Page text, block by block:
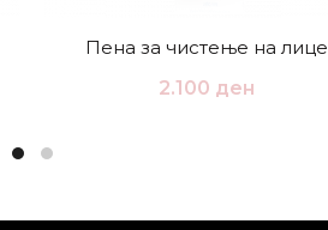
Пена за чистење на лице
2.100 ден